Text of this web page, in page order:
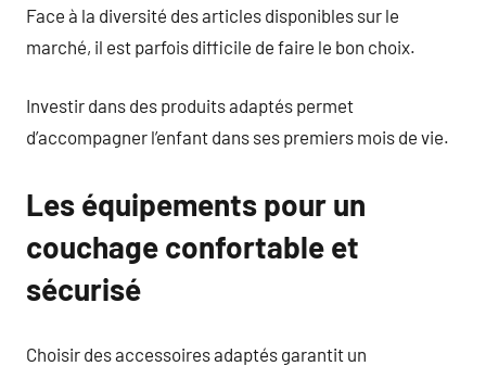
Face à la diversité des articles disponibles sur le
marché, il est parfois difficile de faire le bon choix.
Investir dans des produits adaptés permet
d’accompagner l’enfant dans ses premiers mois de vie.
Les équipements pour un
couchage confortable et
sécurisé
Choisir des accessoires adaptés garantit un